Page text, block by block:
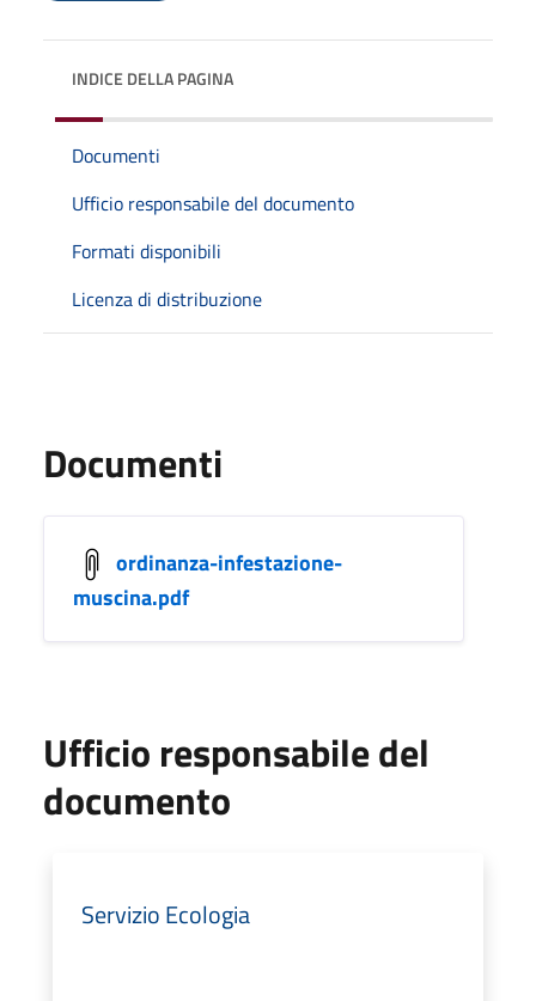
INDICE DELLA PAGINA
Documenti
Ufficio responsabile del documento
Formati disponibili
Licenza di distribuzione
Documenti
ordinanza-infestazione-
muscina.pdf
Ufficio responsabile del
documento
Servizio Ecologia